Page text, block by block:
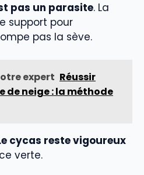
pas un parasite. La
support pour
pas la sève.
expert Réussir
de neige : la méthode
cycas reste vigoureux
verte.